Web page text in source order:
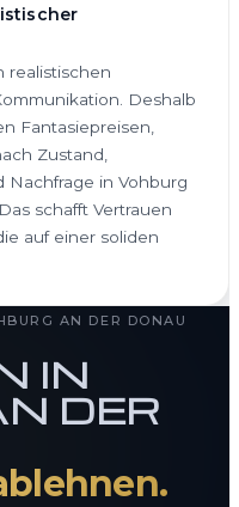
realistischen
Deshalb
Fantasiepreisen,
Zustand,
in Vohburg
schafft Vertrauen
auf einer soliden
AN DER DONAU
IN
DER